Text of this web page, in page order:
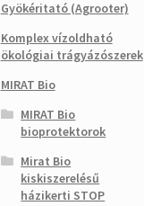
Gyökéritató (Agrooter)
Komplex vízoldható
ökológiai trágyázószerek
MIRAT Bio
MIRAT Bio
bioprotektorok
Mirat Bio
kiskiszerelésű
házikerti STOP